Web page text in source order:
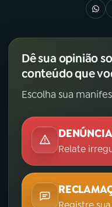
Dê sua opinião
conteúdo que
Escolha sua
DENÚNCIA
Relate